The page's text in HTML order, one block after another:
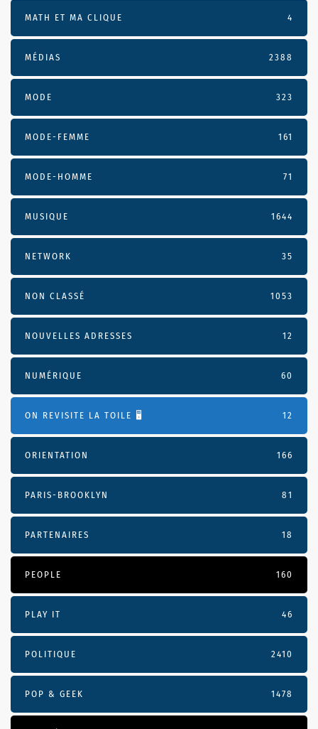
MATH ET MA CLIQUE 4
MÉDIAS 2388
MODE 323
MODE-FEMME 161
MODE-HOMME 71
MUSIQUE 1644
NETWORK 35
NON CLASSÉ 1053
NOUVELLES ADRESSES 12
NUMÉRIQUE 60
ON REVISITE LA TOILE 🖥️ 12
ORIENTATION 166
PARIS-BROOKLYN 81
PARTENAIRES 18
PEOPLE 160
PLAY IT 46
POLITIQUE 2410
POP & GEEK 1478